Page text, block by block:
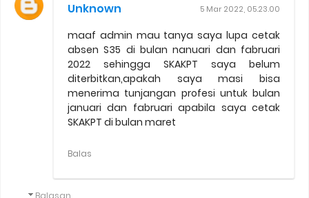
Unknown 5 Mar 2022, 05.23.00
maaf admin mau tanya saya lupa cetak
absen S35 di bulan nanuari dan fabruari
2022 sehingga SKAKPT saya belum
diterbitkan,apakah saya masi bisa
menerima tunjangan profesi untuk bulan
januari dan fabruari apabila saya cetak
SKAKPT di bulan maret
Balas